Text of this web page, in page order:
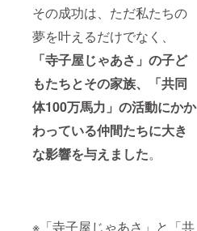
その成功は、ただ私たちの
夢を叶えるだけでなく、
「寺子屋じゃあさ」の子ど
もたちとその家族、「共同
体100万馬力」の活動にかか
わっている仲間たちに大き
な影響を与えました。
※「寺子屋じゃあさ」と「共